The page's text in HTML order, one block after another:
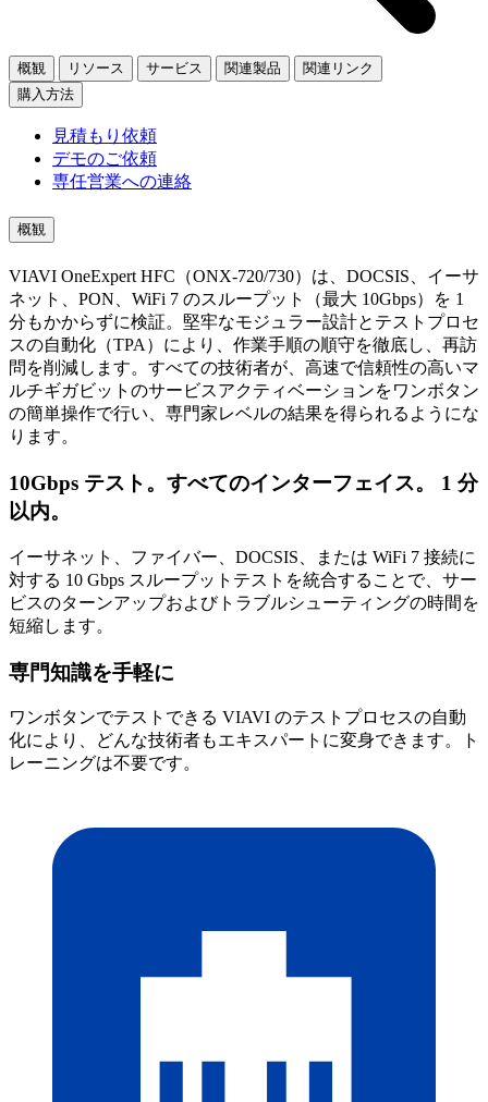
概観 リソース サービス 関連製品
関連リンク
購入方法
見積もり依頼
デモのご依頼
専任営業への連絡
概観
VIAVI OneExpert HFC（ONX-720/730）は、DOCSIS、イーサ
ネット、PON、WiFi 7 のスループット（最大 10Gbps）を 1
分もかからずに検証。堅牢なモジュラー設計とテストプロセ
スの自動化（TPA）により、作業手順の順守を徹底し、再訪
問を削減します。すべての技術者が、高速で信頼性の高いマ
ルチギガビットのサービスアクティベーションをワンボタン
の簡単操作で行い、専門家レベルの結果を得られるようにな
ります。
10Gbps テスト。すべてのインターフェイス。 1 分
以内。
イーサネット、ファイバー、DOCSIS、または WiFi 7 接続に
対する 10 Gbps スループットテストを統合することで、サー
ビスのターンアップおよびトラブルシューティングの時間を
短縮します。
専門知識を手軽に
ワンボタンでテストできる VIAVI のテストプロセスの自動
化により、どんな技術者もエキスパートに変身できます。ト
レーニングは不要です。